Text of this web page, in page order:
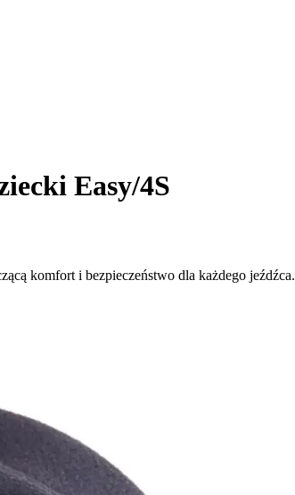
Easy/4S
komfort i bezpieczeństwo dla każdego jeźdźca.